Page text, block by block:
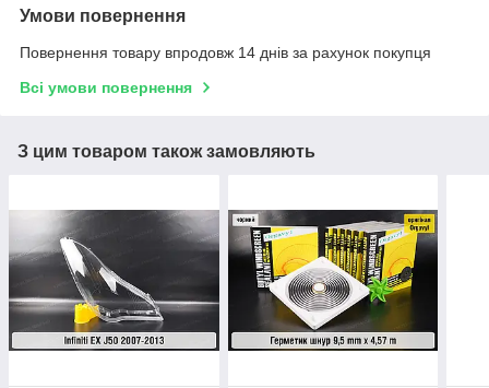
Умови повернення
Повернення товару впродовж 14 днів за рахунок покупця
Всі умови повернення
З цим товаром також замовляють